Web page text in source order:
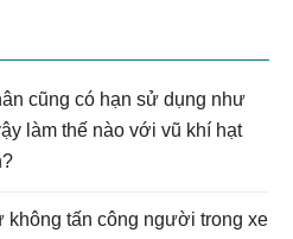
cũng có hạn sử dụng như
làm thế nào với vũ khí hạt
không tấn công người trong xe